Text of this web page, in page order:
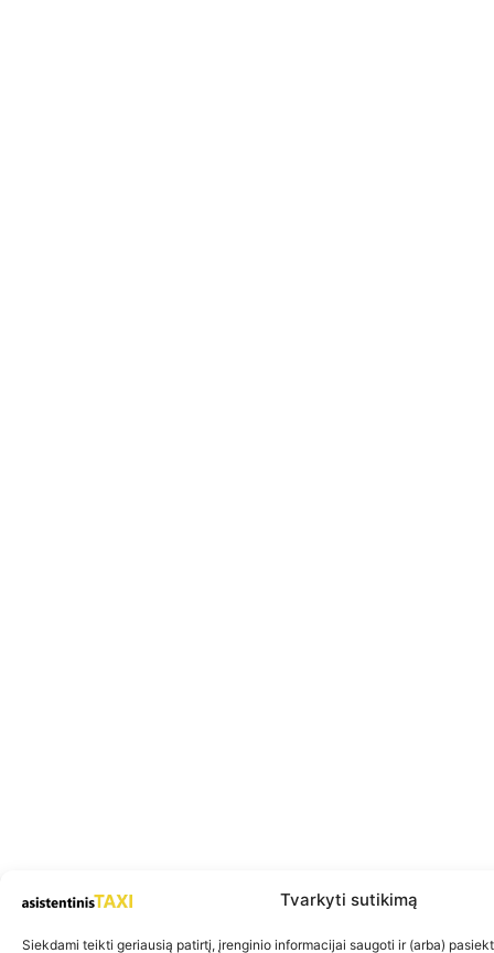
Tvarkyti sutikimą
Siekdami teikti geriausią patirtį, įrenginio informacijai saugoti ir (arba)